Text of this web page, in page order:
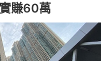
賺60萬